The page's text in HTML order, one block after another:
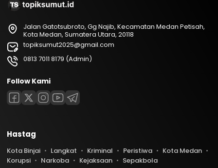
Jalan Gatotsubroto, Gg Najib, Kecamatan Medan Petisah,
Kota Medan, Sumatera Utara, 20118
topiksumut2025@gmail.com
0813 7011 8179 (Admin)
Follow Kami
Hastag
Kota Binjai Langkat Kriminal Peristiwa
Kota Medan
Korupsi
Narkoba Kejaksaan Sepakbola